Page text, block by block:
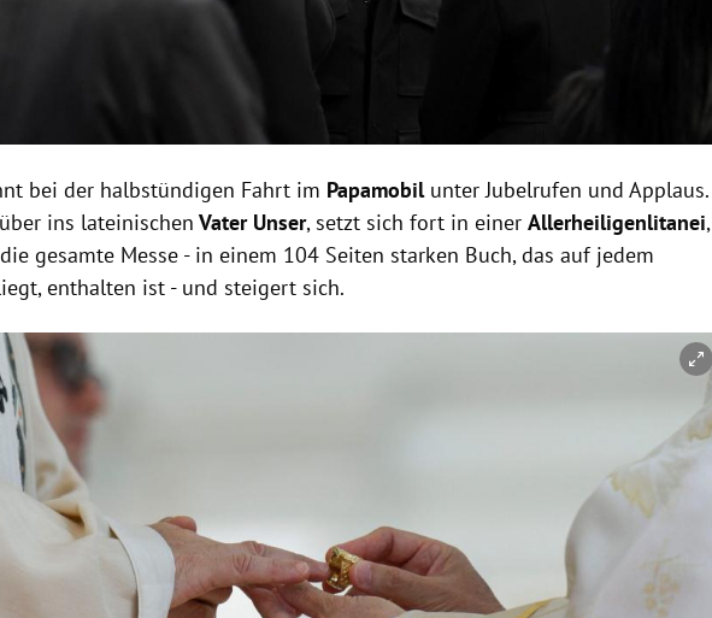
bei der halbstündigen Fahrt im Papamobil unter Jubelrufen und Applaus.
ins lateinischen Vater Unser, setzt sich fort in einerAllerheiligenlitanei,
gesamte Messe - in einem 104 Seiten starken Buch, das auf jedem
enthalten ist - und steigert sich.
Hinweis öffnen/schließen